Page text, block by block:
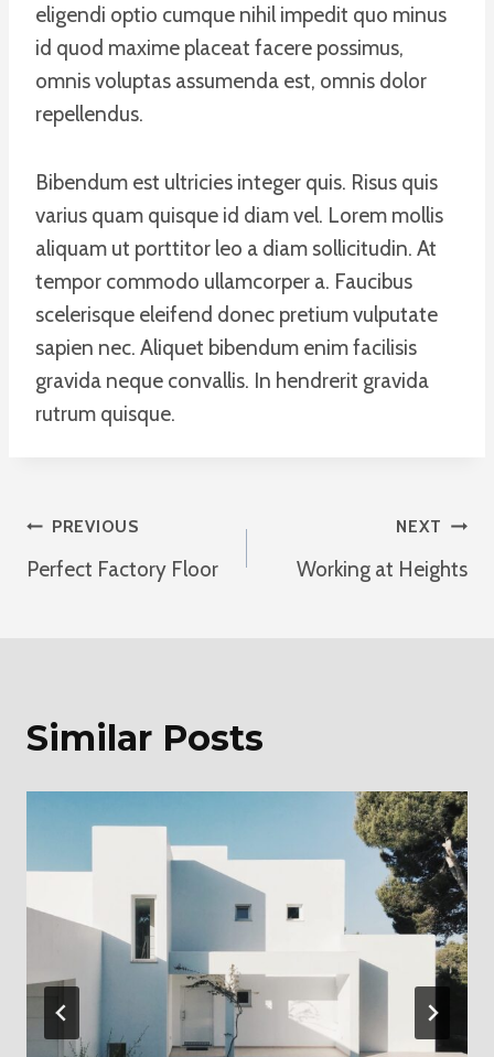
eligendi optio cumque nihil impedit quo minus
id quod maxime placeat facere possimus,
omnis voluptas assumenda est, omnis dolor
repellendus.
Bibendum est ultricies integer quis. Risus quis
varius quam quisque id diam vel. Lorem mollis
aliquam ut porttitor leo a diam sollicitudin. At
tempor commodo ullamcorper a. Faucibus
scelerisque eleifend donec pretium vulputate
sapien nec. Aliquet bibendum enim facilisis
gravida neque convallis. In hendrerit gravida
rutrum quisque.
Post
Navigation
PREVIOUS
Perfect Factory Floor
NEXT
Working at Heights
Similar Posts